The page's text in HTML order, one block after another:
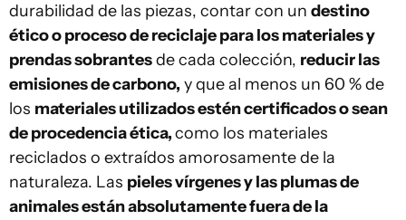
durabilidad de las piezas, contar con un destino
ético o proceso de reciclaje para los materiales y
prendas sobrantesde cada colección, reducir las
emisiones de carbono, y que al menos un 60 % de
los materiales utilizados estén certificados o sean
de procedencia ética,como los materiales
reciclados o extraídos amorosamente de la
naturaleza. Las pieles vírgenes y las plumas de
animales están absolutamente fuera de la